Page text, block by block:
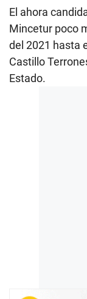
El ahora
Mincetur poco
del 2021 hasta
Castillo
Estado.